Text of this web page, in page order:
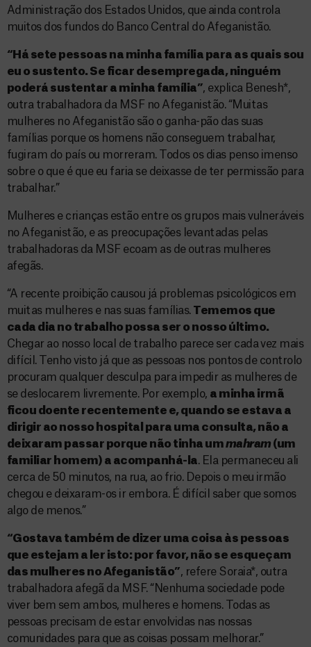
Administração dos Estados Unidos, que ainda controla
muitos dos fundos do Banco Central do Afeganistão.
“Há sete pessoas na minha família para as quais sou
eu o sustento. Se ficar desempregada, ninguém
poderá sustentar a minha família”, explica Benesh*,
outra trabalhadora da MSF no Afeganistão. “Muitas
mulheres no Afeganistão são o ganha-pão das suas
famílias porque os homens não conseguem trabalhar,
fugiram do país ou morreram. Todos os dias penso imenso
sobre o que é que eu faria se deixasse de ter permissão para
trabalhar.”
Mulheres e crianças estão entre os grupos mais vulneráveis
no Afeganistão, e as preocupações levantadas pelas
trabalhadoras da MSF ecoam as de outras mulheres
afegãs.
“A recente proibição causou já problemas psicológicos em
muitas mulheres e nas suas famílias. Tememos que
cada dia no trabalho possa ser o nosso último.
Chegar ao nosso local de trabalho parece ser cada vez mais
difícil. Tenho visto já que as pessoas nos pontos de controlo
procuram qualquer desculpa para impedir as mulheres de
se deslocarem livremente. Por exemplo, a minha irmã
ficou doente recentemente e, quando se estava a
dirigir ao nosso hospital para uma consulta, não a
deixaram passar porque não tinha ummahram (um
familiar homem) a acompanhá-la. Ela permaneceu ali
cerca de 50 minutos, na rua, ao frio. Depois o meu irmão
chegou e deixaram-os ir embora. É difícil saber que somos
algo de menos.”
“Gostava também de dizer uma coisa às pessoas
que estejam a ler isto: por favor, não se esqueçam
das mulheres no Afeganistão”, refere Soraia*, outra
trabalhadora afegã da MSF. “Nenhuma sociedade pode
viver bem sem ambos, mulheres e homens. Todas as
pessoas precisam de estar envolvidas nas nossas
comunidades para que as coisas possam melhorar.”